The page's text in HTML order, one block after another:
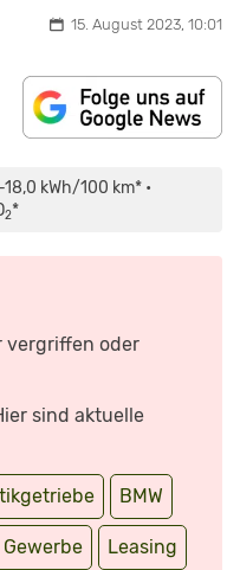
15. August 2023, 10:01
kWh/100 km* •
2*
vergriffen oder
sind aktuelle
BMW
Gewerbe Leasing